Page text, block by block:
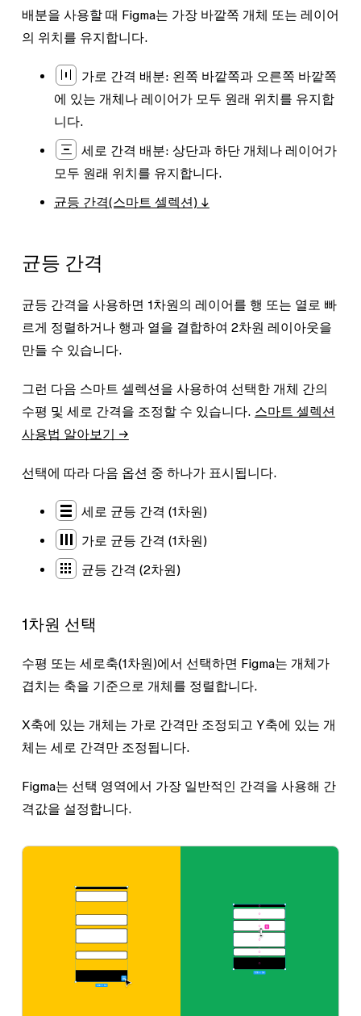
배분을 사용할 때 Figma는 가장 바깥쪽 개체 또는 레이어
의 위치를 유지합니다.
가로 간격 배분: 왼쪽 바깥쪽과 오른쪽 바깥쪽
에 있는 개체나 레이어가 모두 원래 위치를 유지합
니다.
세로 간격 배분: 상단과 하단 개체나 레이어가
모두 원래 위치를 유지합니다.
균등 간격(스마트 셀렉션) ↓
균등 간격
균등 간격을 사용하면 1차원의 레이어를 행 또는 열로 빠
르게 정렬하거나 행과 열을 결합하여 2차원 레이아웃을
만들 수 있습니다.
그런 다음 스마트 셀렉션을 사용하여 선택한 개체 간의
수평 및 세로 간격을 조정할 수 있습니다. 스마트 셀렉션
사용법 알아보기 →
선택에 따라 다음 옵션 중 하나가 표시됩니다.
세로 균등 간격 (1차원)
가로 균등 간격 (1차원)
균등 간격 (2차원)
1차원 선택
수평 또는 세로축(1차원)에서 선택하면 Figma는 개체가
겹치는 축을 기준으로 개체를 정렬합니다.
X축에 있는 개체는 가로 간격만 조정되고 Y축에 있는 개
체는 세로 간격만 조정됩니다.
Figma는 선택 영역에서 가장 일반적인 간격을 사용해 간
격값을 설정합니다.